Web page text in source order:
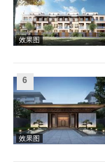
效果图
6